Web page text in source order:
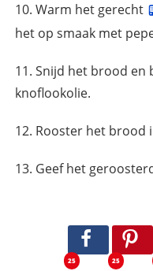
Warm het gerecht
het op smaak met
Snijd het brood en
knoflookolie.
Rooster het brood
Geef het
25 25